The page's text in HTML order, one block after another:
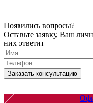
Появились вопросы?
Оставьте заявку, Ваш
них ответит
Заказать консультацию